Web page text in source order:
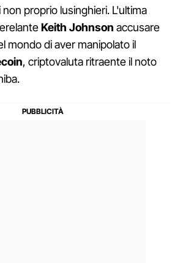
proprio lusinghieri. L'ultima
Keith Johnson accusare
mondo di aver manipolato il
, criptovaluta ritraente il noto